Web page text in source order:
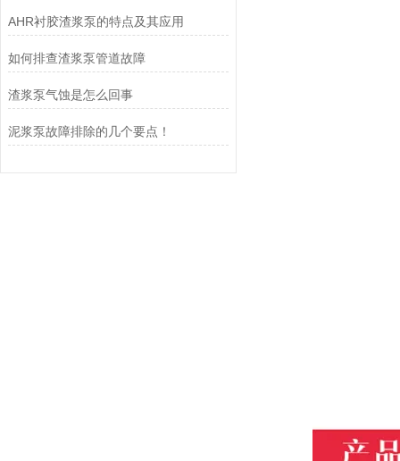
AHR衬胶渣浆泵的特点及其应用
如何排查渣浆泵管道故障
渣浆泵气蚀是怎么回事
泥浆泵故障排除的几个要点！